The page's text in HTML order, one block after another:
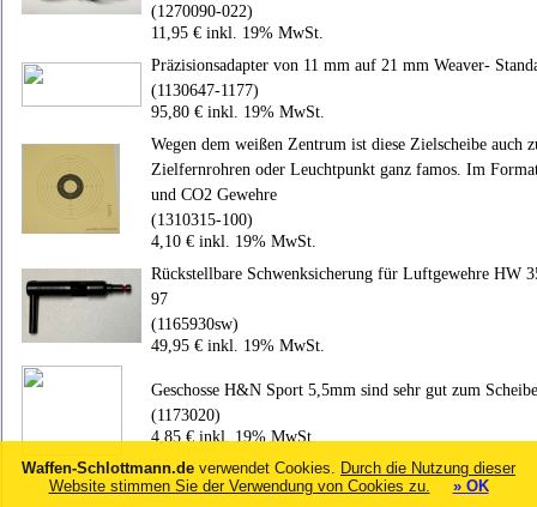
(1270090-022)
11,95 € inkl. 19% MwSt.
Präzisionsadapter von 11 mm auf 21 mm Weaver-
(1130647-1177)
95,80 € inkl. 19% MwSt.
Wegen dem weißen Zentrum ist diese Zielscheibe auch
Zielfernrohren oder Leuchtpunkt ganz famos. Im
und CO2 Gewehre
(1310315-100)
4,10 € inkl. 19% MwSt.
Rückstellbare Schwenksicherung für Luftgewehre HW
97
(1165930sw)
49,95 € inkl. 19% MwSt.
Geschosse H&N Sport 5,5mm sind sehr gut zum
(1173020)
4,85 € inkl. 19% MwSt.
Waffen-Schlottmann.de verwendet Cookies. Durch die Nutzung dieser
Website stimmen Sie der Verwendung von Cookies zu.
» OK